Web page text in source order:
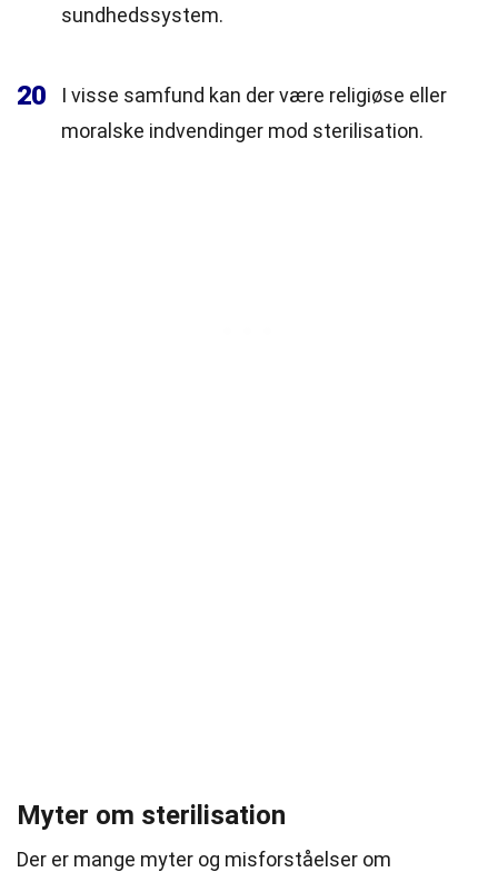
sundhedssystem.
20
I visse samfund kan der være religiøse eller
moralske indvendinger mod sterilisation.
Myter om sterilisation
Der er mange myter og misforståelser om